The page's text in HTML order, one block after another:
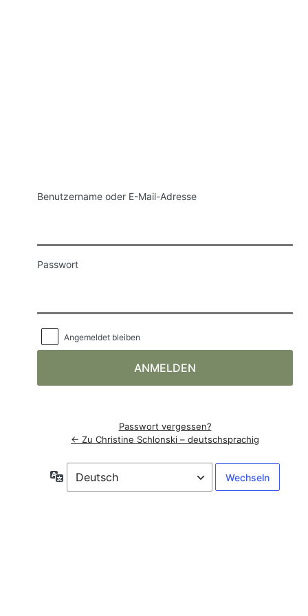
Benutzername oder E-Mail-Adresse
Passwort
Angemeldet bleiben
Passwort vergessen?
← Zu Christine Schlonski – deutschsprachig
Sprache